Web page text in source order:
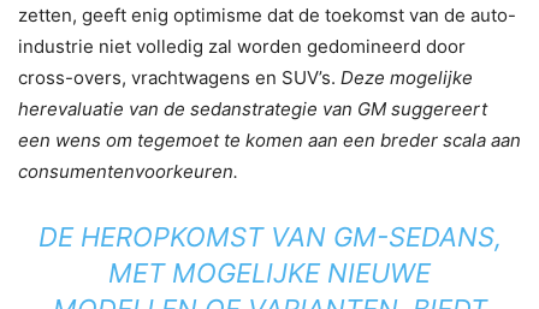
zetten, geeft enig optimisme dat de toekomst van de auto-
industrie niet volledig zal worden gedomineerd door
cross-overs, vrachtwagens en SUV’s. Deze mogelijke
herevaluatie van de sedanstrategie van GM suggereert
een wens om tegemoet te komen aan een breder scala aan
consumentenvoorkeuren.
DE HEROPKOMST VAN GM-SEDANS,
MET MOGELIJKE NIEUWE